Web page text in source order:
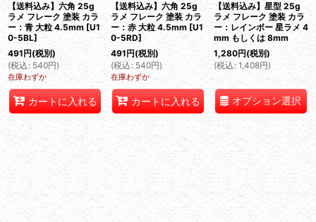
【送料込み】六角 25g
ラメ フレーク 塗装 カラ
ー：青 大粒 4.5mm [U1
0-5BL]
491円(税別)
(税込 : 540円)
在庫わずか
カートに入れる
【送料込み】六角 25g
ラメ フレーク 塗装 カラ
ー：赤 大粒 4.5mm [U1
0-5RD]
491円(税別)
(税込 : 540円)
在庫わずか
カートに入れる
【送料込み】星型 25g
ラメ フレーク 塗装 カラ
ー：レインボー 星ラメ 4
mm もしくは 8mm
1,280円(税別)
(税込 : 1,408円)
オプション選択